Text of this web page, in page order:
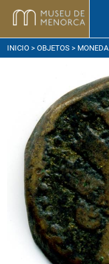
llegar
INICIO > OBJETOS > MONEDA